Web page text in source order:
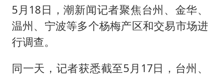
5月18日，潮新闻记者聚焦台州、金华、
温州、宁波等多个杨梅产区和交易市场进
行调查。
同一天，记者获悉截至5月17日，台州、